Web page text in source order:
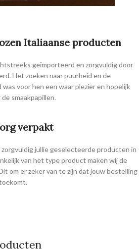
Italiaanse producten
geïmporteerd en zorgvuldig door
Het zoeken naar puurheid en de
voor hen een waar plezier en hopelijk
smaakpapillen.
verpakt
jullie geselecteerde producten in
van het type product maken wij de
om er zeker van te zijn dat jouw bestelling